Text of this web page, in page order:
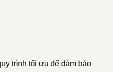
trình tối ưu để đảm bảo